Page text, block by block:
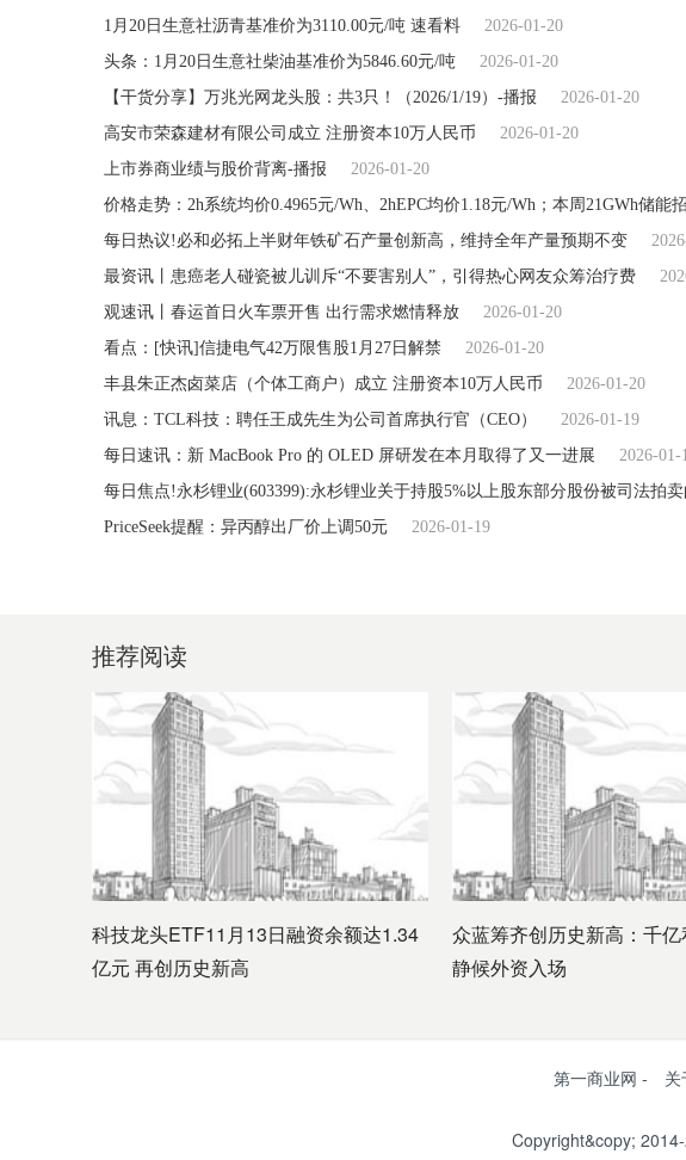
1月20日生意社沥青基准价为3110.00元/吨 速看料
2026-01-20
头条：1月20日生意社柴油基准价为5846.60元/吨
2026-01-20
【干货分享】万兆光网龙头股：共3只！（2026/1/19）-播报
2026-01-20
高安市荣森建材有限公司成立 注册资本10万人民币
2026-01-20
上市券商业绩与股价背离-播报
2026-01-20
每日热议!必和必拓上半财年铁矿石产量创新高，维持全年产量预期不变
最资讯丨患癌老人碰瓷被儿训斥“不要害别人”，引得热心网友众筹治疗费
观速讯丨春运首日火车票开售 出行需求燃情释放
2026-01-20
看点：[快讯]信捷电气42万限售股1月27日解禁
2026-01-20
丰县朱正杰卤菜店（个体工商户）成立 注册资本10万人民币
2026-01-20
讯息：TCL科技：聘任王成先生为公司首席执行官（CEO）
2026-01-19
每日速讯：新 MacBook Pro 的 OLED 屏研发在本月取得了又一进展
2026-01-
每日焦点!永杉锂业(603399):永杉锂业关于持股5%以上股东部分股份被司法拍
PriceSeek提醒：异丙醇出厂价上调50元
2026-01-19
推荐阅读
科技龙头ETF11月13日融资余额达1.34
亿元 再创历史新高
众蓝筹齐创历史新高：千亿
静候外资入场
第一商业网 -
Copyright&copy;